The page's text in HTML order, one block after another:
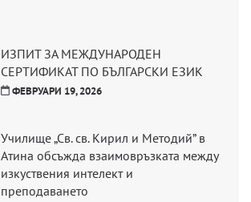
ИЗПИТ ЗА МЕЖДУНАРОДЕН
СЕРТИФИКАТ ПО БЪЛГАРСКИ ЕЗИК
ФЕВРУАРИ 19, 2026
Училище „Св. св. Кирил и Методий” в
Атина обсъжда взаимовръзката между
изкуствения интелект и
преподаването